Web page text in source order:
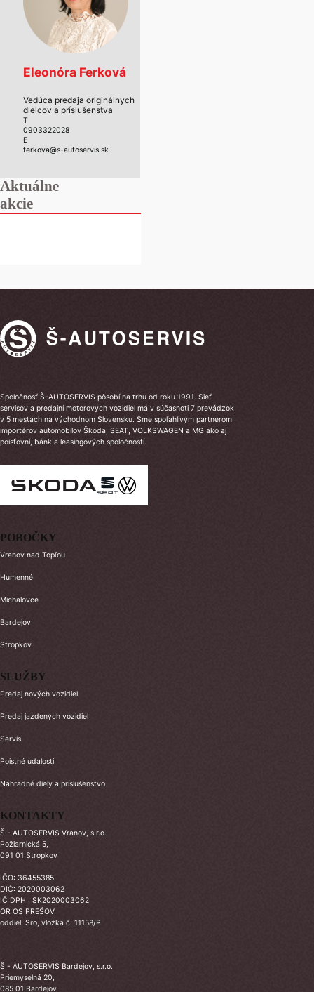
Eleonóra Ferková
Vedúca predaja originálnych
dielcov a príslušenstva
T
0903322028
E
ferkova@s-autoservis.sk
Aktuálne
akcie
Spoločnosť Š-AUTOSERVIS pôsobí na trhu od roku 1991. Sieť
servisov a predajní motorových vozidiel má v súčasnoti 7 prevádzok
v 5 mestách na východnom Slovensku. Sme spoľahlivým partnerom
importérov automobilov Škoda, SEAT, VOLKSWAGEN a MG ako aj
poisťovní, bánk a leasingových spoločností.
POBOČKY
Vranov nad Topľou
Humenné
Michalovce
Bardejov
Stropkov
SLUŽBY
Predaj nových vozidiel
Predaj jazdených vozidiel
Servis
Poistné udalosti
Náhradné diely a príslušenstvo
KONTAKTY
Š - AUTOSERVIS Vranov, s.r.o.
Požiarnická 5,
091 01 Stropkov
IČO: 36455385
DIČ: 2020003062
IČ DPH : SK2020003062
OR OS PREŠOV,
oddiel: Sro, vložka č. 11158/P
Š - AUTOSERVIS Bardejov, s.r.o.
Priemyselná 20,
085 01 Bardejov